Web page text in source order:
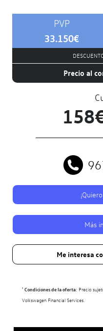
PVP
33.150€
Precio al
Más
Me interesa
¹ Condiciones de la oferta: Precio
Volkswagen Financial Services.